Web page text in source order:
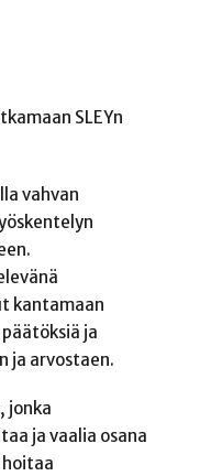
SLEYn
vahvan
kantamaan
ja
ja arvostaen.
jonka
ja vaalia osana
hoitaa